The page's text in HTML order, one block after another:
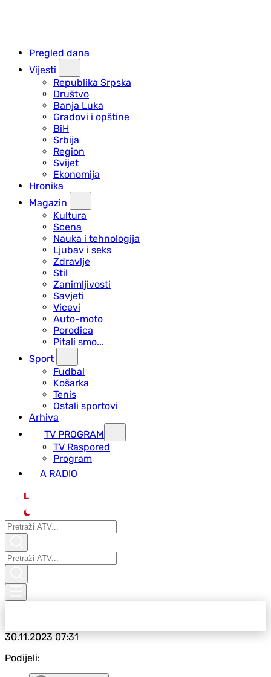
Pregled dana
Vijesti
Republika Srpska
Društvo
Banja Luka
Gradovi i opštine
BiH
Srbija
Region
Svijet
Ekonomija
Hronika
Magazin
Kultura
Scena
Nauka i tehnologija
Ljubav i seks
Zdravlje
Stil
Zanimljivosti
Savjeti
Vicevi
Auto-moto
Porodica
Pitali smo...
Sport
Fudbal
Košarka
Tenis
Ostali sportovi
Arhiva
TV PROGRAM
ТV Raspored
Program
A RADIO
L
30.11.202307:31
Podijeli: